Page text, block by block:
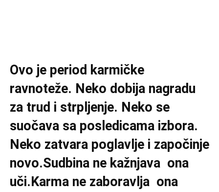
Ovo je period karmičke
ravnoteže. Neko dobija nagradu
za trud i strpljenje. Neko se
suočava sa posledicama izbora.
Neko zatvara poglavlje i započinje
novo.Sudbina ne kažnjava ona
uči.Karma ne zaboravlja ona